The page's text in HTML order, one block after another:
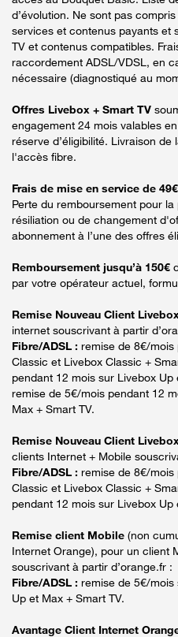
d’évolution. Ne sont pas
services et contenus payants et
TV et contenus compatibles.
raccordement ADSL/VDSL, en
nécessaire (diagnostiqué au
Offres Livebox + Smart TV
engagement 24 mois valables
réserve d’éligibilité. Livraison
l'accès fibre.
Frais de mise en service de
Perte du remboursement pour
résiliation ou de changement
abonnement à l’une des offres
Remboursement jusqu’à 150€
par votre opérateur actuel,
Remise Nouveau Client Livebox
internet souscrivant à partir
Fibre/ADSL : remise de 8€/mois
Classic et Livebox Classic +
pendant 12 mois sur Livebox Up
remise de 5€/mois pendant 12
Max + Smart TV.
Remise Nouveau Client
clients Internet + Mobile
Fibre/ADSL : remise de 8€/mois
Classic et Livebox Classic +
pendant 12 mois sur Livebox Up
Remise client Mobile (non
Internet Orange), pour un client
souscrivant à partir d’orange.fr :
Fibre/ADSL : remise de 5€/mois
Up et Max + Smart TV.
Avantage Client Internet